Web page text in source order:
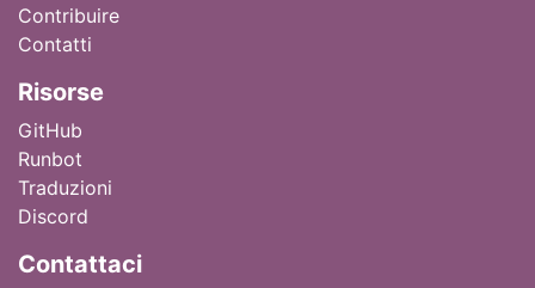
Contribuire
Contatti
Risorse
GitHub
Runbot
Traduzioni
Discord
Contattaci